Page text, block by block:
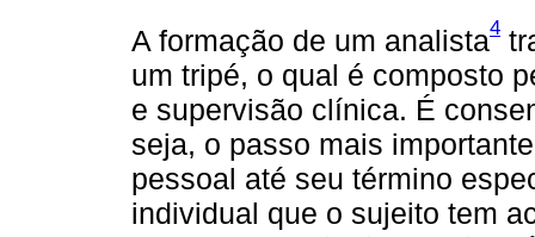
A formação de um analista4
um tripé, o qual é composto
e supervisão clínica. É
seja, o passo mais
pessoal até seu término
individual que o sujeito tem